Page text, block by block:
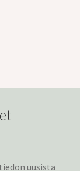
uusista